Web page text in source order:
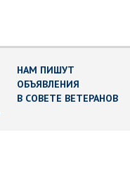
НАМ ПИШУТ
ОБЪЯВЛЕНИЯ
В СОВЕТЕ ВЕТЕРАНОВ